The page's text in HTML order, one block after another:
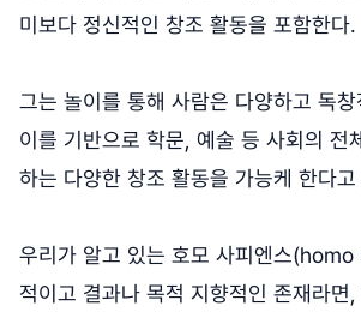
미보다 정신적인 창조 활동을 포함한다.
그는 놀이를 통해 사람은 다양하고 독
이를 기반으로 학문, 예술 등 사회의 전
하는 다양한 창조 활동을 가능케 한다고
우리가 알고 있는 호모 사피엔스
적이고 결과나 목적 지향적인 존재라면